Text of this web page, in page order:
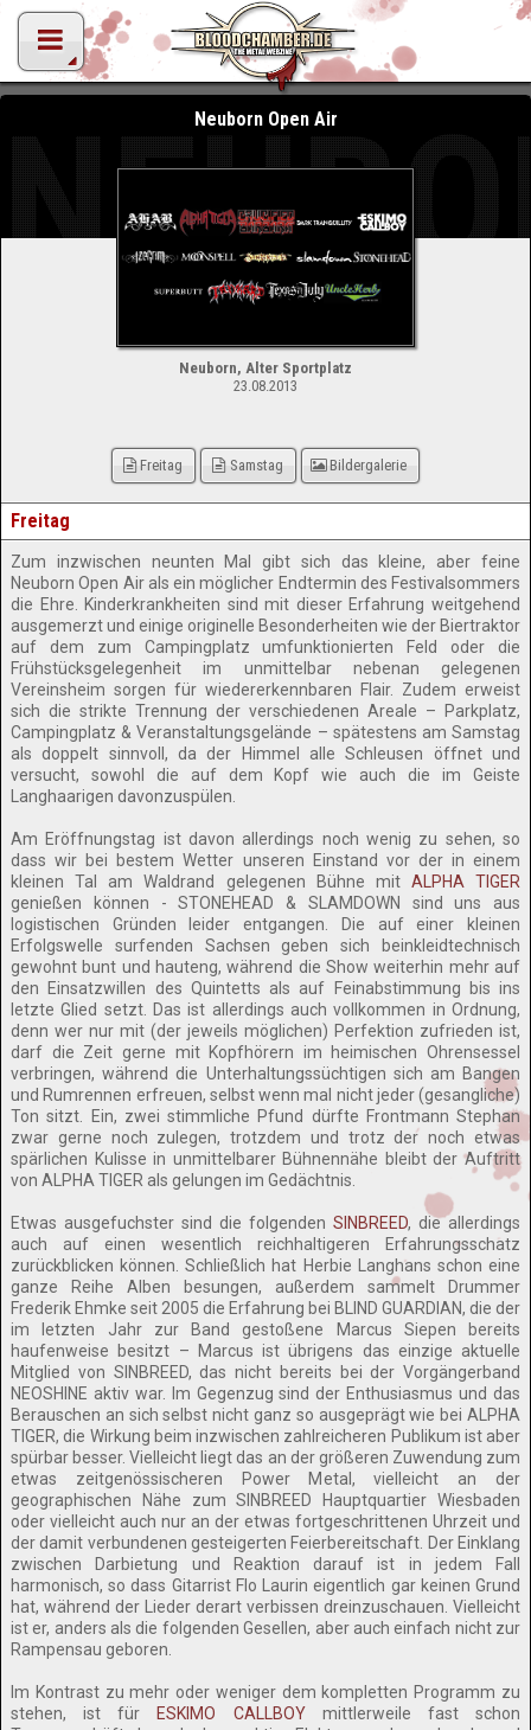
Neuborn Open Air
Neuborn, Alter Sportplatz
23.08.2013
Freitag Samstag Bildergalerie
Freitag
Zum inzwischen neunten Mal gibt sich das kleine, aber feine
Neuborn Open Air als ein möglicher Endtermin des Festivalsommers
die Ehre. Kinderkrankheiten sind mit dieser Erfahrung weitgehend
ausgemerzt und einige originelle Besonderheiten wie der Biertraktor
auf dem zum Campingplatz umfunktionierten Feld oder die
Frühstücksgelegenheit im unmittelbar nebenan gelegenen
Vereinsheim sorgen für wiedererkennbaren Flair. Zudem erweist
sich die strikte Trennung der verschiedenen Areale – Parkplatz,
Campingplatz & Veranstaltungsgelände – spätestens am Samstag
als doppelt sinnvoll, da der Himmel alle Schleusen öffnet und
versucht, sowohl die auf dem Kopf wie auch die im Geiste
Langhaarigen davonzuspülen.
Am Eröffnungstag ist davon allerdings noch wenig zu sehen, so
dass wir bei bestem Wetter unseren Einstand vor der in einem
kleinen Tal am Waldrand gelegenen Bühne mit ALPHA TIGER
genießen können - STONEHEAD & SLAMDOWN sind uns aus
logistischen Gründen leider entgangen. Die auf einer kleinen
Erfolgswelle surfenden Sachsen geben sich beinkleidtechnisch
gewohnt bunt und hauteng, während die Show weiterhin mehr auf
den Einsatzwillen des Quintetts als auf Feinabstimmung bis ins
letzte Glied setzt. Das ist allerdings auch vollkommen in Ordnung,
denn wer nur mit (der jeweils möglichen) Perfektion zufrieden ist,
darf die Zeit gerne mit Kopfhörern im heimischen Ohrensessel
verbringen, während die Unterhaltungssüchtigen sich am Bangen
und Rumrennen erfreuen, selbst wenn mal nicht jeder (gesangliche)
Ton sitzt. Ein, zwei stimmliche Pfund dürfte Frontmann Stephan
zwar gerne noch zulegen, trotzdem und trotz der noch etwas
spärlichen Kulisse in unmittelbarer Bühnennähe bleibt der Auftritt
von ALPHA TIGER als gelungen im Gedächtnis.
Etwas ausgefuchster sind die folgenden SINBREED, die allerdings
auch auf einen wesentlich reichhaltigeren Erfahrungsschatz
zurückblicken können. Schließlich hat Herbie Langhans schon eine
ganze Reihe Alben besungen, außerdem sammelt Drummer
Frederik Ehmke seit 2005 die Erfahrung bei BLIND GUARDIAN, die der
im letzten Jahr zur Band gestoßene Marcus Siepen bereits
haufenweise besitzt – Marcus ist übrigens das einzige aktuelle
Mitglied von SINBREED, das nicht bereits bei der Vorgängerband
NEOSHINE aktiv war. Im Gegenzug sind der Enthusiasmus und das
Berauschen an sich selbst nicht ganz so ausgeprägt wie bei ALPHA
TIGER, die Wirkung beim inzwischen zahlreicheren Publikum ist aber
spürbar besser. Vielleicht liegt das an der größeren Zuwendung zum
etwas zeitgenössischeren Power Metal, vielleicht an der
geographischen Nähe zum SINBREED Hauptquartier Wiesbaden
oder vielleicht auch nur an der etwas fortgeschrittenen Uhrzeit und
der damit verbundenen gesteigerten Feierbereitschaft. Der Einklang
zwischen Darbietung und Reaktion darauf ist in jedem Fall
harmonisch, so dass Gitarrist Flo Laurin eigentlich gar keinen Grund
hat, während der Lieder derart verbissen dreinzuschauen. Vielleicht
ist er, anders als die folgenden Gesellen, aber auch einfach nicht zur
Rampensau geboren.
Im Kontrast zu mehr oder weniger dem kompletten Programm zu
stehen, ist für ESKIMO CALLBOYmittlerweile fast schon